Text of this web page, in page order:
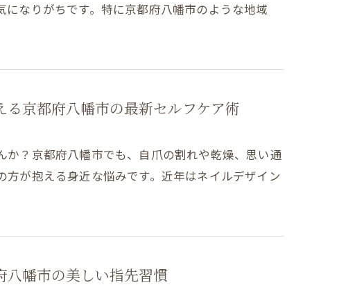
なりがちです。特に京都府八幡市のような地域
京都府八幡市の最新セルフケア術
？京都府八幡市でも、自爪の割れや乾燥、思い通
が抱える身近な悩みです。近年はネイルデザイン
八幡市の美しい指先習慣